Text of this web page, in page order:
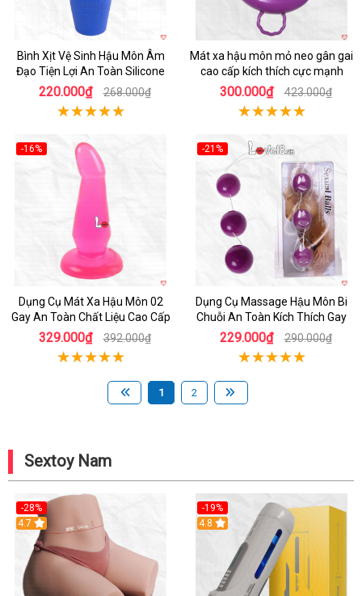
Bình Xịt Vệ Sinh Hậu Môn Âm
Đạo Tiện Lợi An Toàn Silicone
220.000₫ 268.000₫
Mát xa hậu môn mỏ neo gân gai
cao cấp kích thích cực mạnh
300.000₫ 423.000₫
-16%
Dụng Cụ Mát Xa Hậu Môn 02
Gay An Toàn Chất Liệu Cao Cấp
329.000₫ 392.000₫
-21%
Dụng Cụ Massage Hậu Môn Bi
Chuỗi An Toàn Kích Thích Gay
229.000₫ 290.000₫
1 2
Sextoy Nam
-28%
4.7
-19%
Hot
4.8